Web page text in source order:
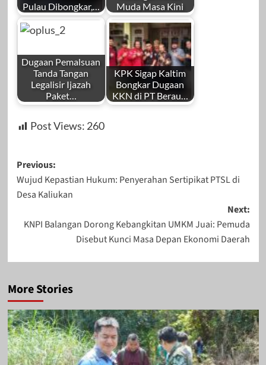
Pulau Dibongkar,…
Muda Masa Kini
Dugaan Pemalsuan
Tanda Tangan
Legalisir Ijazah
Paket…
KPK Sigap Kaltim
Bongkar Dugaan
KKN di PT Berau…
Post Views: 260
Post
navigation
Previous:
Wujud Kepastian Hukum: Penyerahan Sertipikat PTSL di
Desa Kaliukan
Next:
KNPI Balangan Dorong Kebangkitan UMKM Juai: Pemuda
Disebut Kunci Masa Depan Ekonomi Daerah
More Stories